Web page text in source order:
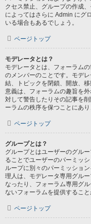
クセス禁止、グループの作成
によってはさらに Admin にグ
いる場合もあるでしょう。
ページトップ
モデレータとは？
モデレータとは、フォーラム
のメンバーのことです。モデ
結、トピックを閉鎖、開放、
意義は、フォーラムの趣旨を
対して警告したりその記事を
ーラムの秩序を保つことにあり
ページトップ
グループとは？
グループとはユーザーのグル
ることでユーザーのパーミッ
ループに別々のパーミッショ
理人は、モデレータ専用グル
なったり、フォーラム専用グ
ないフォーラムを提供するこ
ページトップ